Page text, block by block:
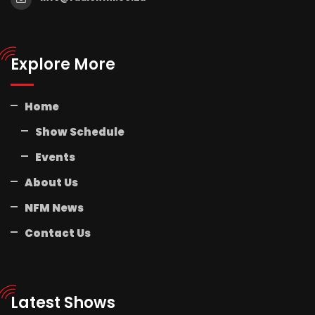
Explore More
Home
Show Schedule
Events
About Us
NFM News
Contact Us
Latest Shows